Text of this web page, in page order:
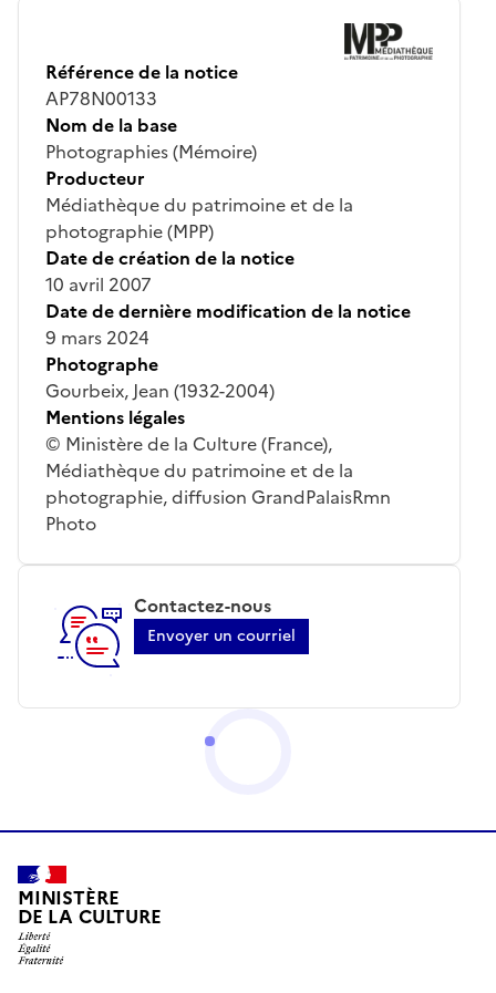
Référence de la notice
AP78N00133
Nom de la base
Photographies (Mémoire)
Producteur
Médiathèque du patrimoine et de la
photographie (MPP)
Date de création de la notice
10 avril 2007
Date de dernière modification de la notice
9 mars 2024
Photographe
Gourbeix, Jean (1932-2004)
Mentions légales
© Ministère de la Culture (France),
Médiathèque du patrimoine et de la
photographie, diffusion GrandPalaisRmn
Photo
Contactez-nous
Envoyer un courriel
MINISTÈRE
DE LA CULTURE